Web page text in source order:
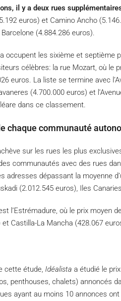
il y a deux rues
euros) et Camino Ancho
Barcelone (4.884.286 euros).
occupent les sixième et
célèbres: la rue Mozart, où le
euros. La liste se termine avec
(4.700.000 euros) et
dans ce classement.
chaque communauté
sur les rues les plus
communautés avec des rues
adresses dépassant la moyenne
(2.012.545 euros), Iles
l’Estrémadure, où le prix moyen
Castilla-La Mancha (428.067
cette étude, Idéalista a étudié le
penthouses, chalets) annoncés
ayant au moins 10 annonces